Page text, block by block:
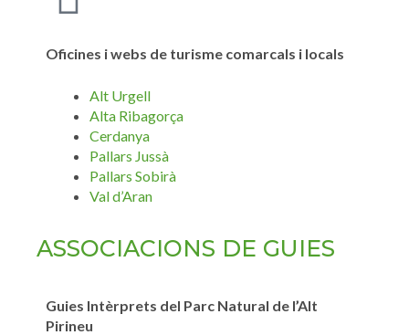
Oficines i webs de turisme comarcals i locals
Alt Urgell
Alta Ribagorça
Cerdanya
Pallars Jussà
Pallars Sobirà
Val d’Aran
ASSOCIACIONS DE GUIES​
Guies Intèrprets del Parc Natural de l’Alt
Pirineu